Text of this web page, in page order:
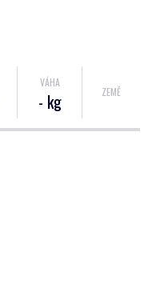
VÁHA
- kg ZEMĚ